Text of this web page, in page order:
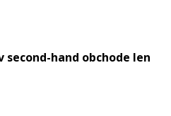
hand obchode len